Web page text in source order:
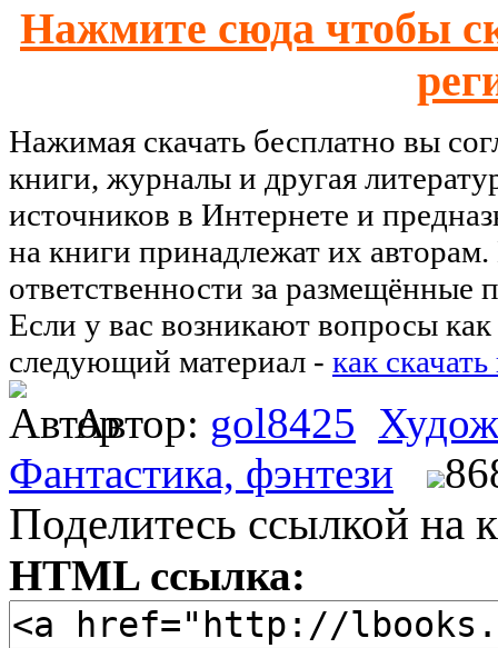
Нажмите сюда чтобы
Нажимая скачать бесплатно вы
книги, журналы и другая
источников в Интернете и
на книги принадлежат их
ответственности за размещённые
Если у вас возникают вопросы как
следующий материал - как
Автор: gol8425
Фантастика, фэнтези
Поделитесь ссылкой на
HTML ссылка: